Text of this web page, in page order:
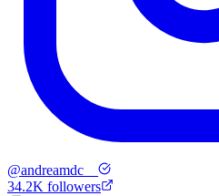
@andreamdc__
34.2K followers